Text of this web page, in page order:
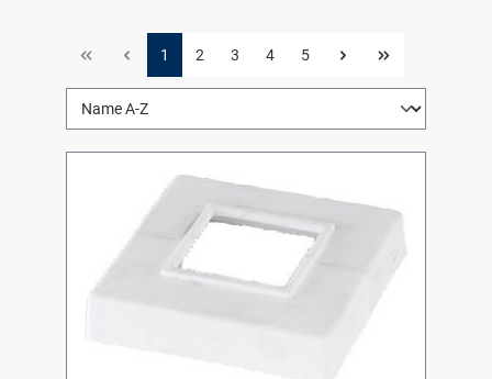
1 2 3 4 5